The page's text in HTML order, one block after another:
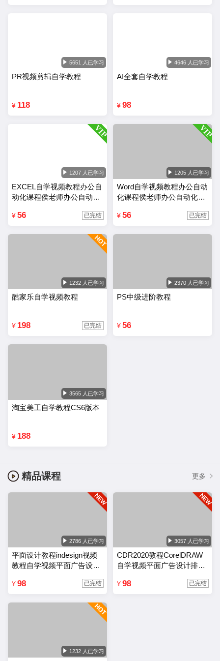
5651 人已学习
PR视频剪辑自学教程
¥ 118
4646 人已学习
AI全套自学教程
¥ 98
1207 人已学习
EXCEL自学视频教程办公自
动化课程侯老师办公自动化
¥ 56 已完结
1205 人已学习
Word自学视频教程办公自动
化课程侯老师办公自动化wo
¥ 56 已完结
1232 人已学习
酷家乐自学视频教程
¥ 198 已完结
2370 人已学习
PS中级进阶教程
¥ 56
3565 人已学习
淘宝美工自学教程CS6版本
¥ 188
精品课程 更多
2786 人已学习
平面设计教程indesign视频
教程自学视频平面广告设计
¥ 98 已完结
3057 人已学习
CDR2020教程CorelDRAW
自学视频平面广告设计排版
¥ 98 已完结
1232 人已学习